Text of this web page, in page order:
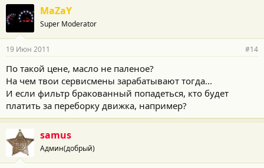
MaZaY
Super Moderator
19 Июн 2011 #14
По такой цене, масло не паленое?
На чем твои сервисмены зарабатывают тогда...
И если фильтр бракованный попадеться, кто будет
платить за переборку движка, например?
samus
Админ(добрый)